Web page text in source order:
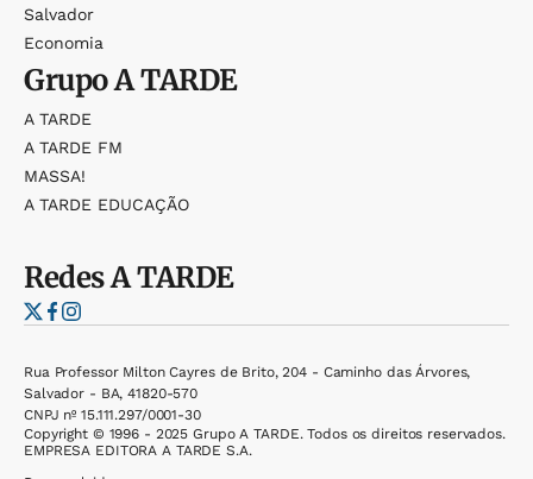
Salvador
Economia
GrupoA TARDE
A TARDE
A TARDE FM
MASSA!
A TARDE EDUCAÇÃO
RedesA TARDE
Rua Professor Milton Cayres de Brito, 204 - Caminho das Árvores,
Salvador - BA, 41820-570
CNPJ nº 15.111.297/0001-30
Copyright © 1996 - 2025 Grupo A TARDE. Todos os direitos reservados.
EMPRESA EDITORA A TARDE S.A.